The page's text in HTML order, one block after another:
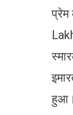
प्रेम
हुआ।